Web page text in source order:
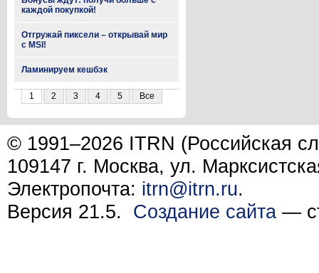
каждой покупкой!
Отгружай пиксели – открывай мир
с MSI!
Ламинируем кешбэк
1 2 3 4 5 Все
© 1991–2026 ITRN (Российская
109147 г. Москва, ул.
Электропочта: itrn@itrn.ru.
Версия 21.5. Создание сайта —